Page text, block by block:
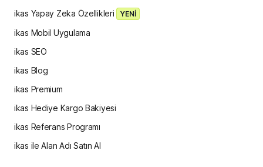
ikas Yapay Zeka Özellikleri
YENİ
ikas Mobil Uygulama
ikas SEO
ikas Blog
ikas Premium
ikas Hediye Kargo Bakiyesi
ikas Referans Programı
ikas ile Alan Adı Satın Al